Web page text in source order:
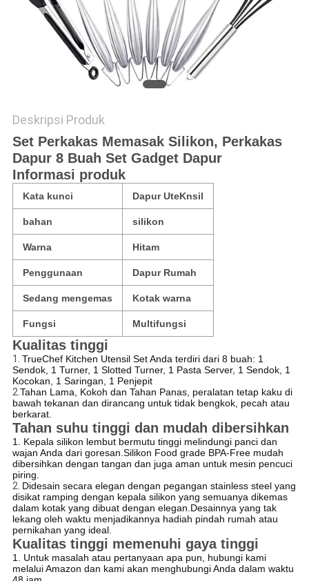
Deskripsi Produk
Set Perkakas Memasak Silikon, Perkakas
Dapur 8 Buah Set Gadget Dapur
Informasi produk
Kata kunci Dapur UteKnsil
bahan silikon
Warna Hitam
Penggunaan Dapur Rumah
Sedang mengemas Kotak warna
Fungsi Multifungsi
Kualitas tinggi
1. TrueChef Kitchen Utensil Set Anda terdiri dari 8 buah: 1
Sendok, 1 Turner, 1 Slotted Turner, 1 Pasta Server, 1 Sendok, 1
Kocokan, 1 Saringan, 1 Penjepit
2.Tahan Lama, Kokoh dan Tahan Panas, peralatan tetap kaku di
bawah tekanan dan dirancang untuk tidak bengkok, pecah atau
berkarat.
Tahan suhu tinggi dan mudah dibersihkan
1. Kepala silikon lembut bermutu tinggi melindungi panci dan
wajan Anda dari goresan.Silikon Food grade BPA-Free mudah
dibersihkan dengan tangan dan juga aman untuk mesin pencuci
piring.
2. Didesain secara elegan dengan pegangan stainless steel yang
disikat ramping dengan kepala silikon yang semuanya dikemas
dalam kotak yang dibuat dengan elegan.Desainnya yang tak
lekang oleh waktu menjadikannya hadiah pindah rumah atau
pernikahan yang ideal.
Kualitas tinggi memenuhi gaya tinggi
1. Untuk masalah atau pertanyaan apa pun, hubungi kami
melalui Amazon dan kami akan menghubungi Anda dalam waktu